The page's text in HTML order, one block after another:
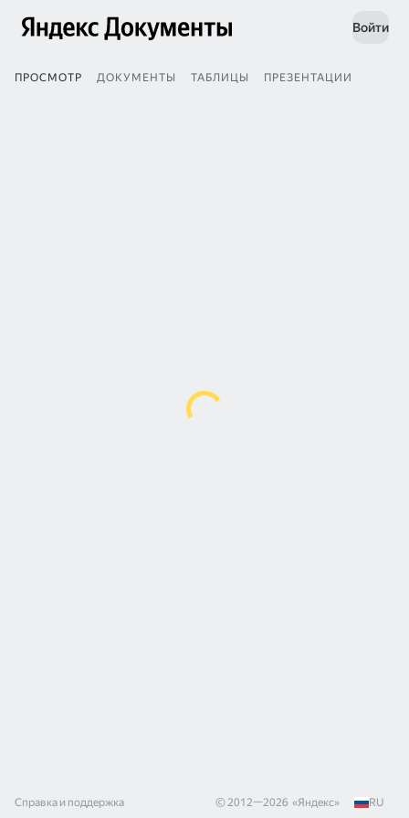
Войти
ПРОСМОТР ДОКУМЕНТЫ ТАБЛИЦЫ ПРЕЗЕНТАЦИИ
Справка и поддержка © 2012—2026 «Яндекс» RU